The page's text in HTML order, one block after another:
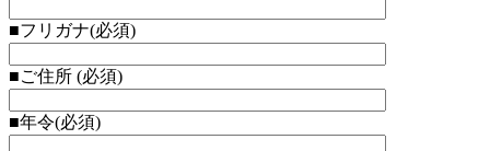
■フリガナ(必須)
■ご住所 (必須)
■年令(必須)